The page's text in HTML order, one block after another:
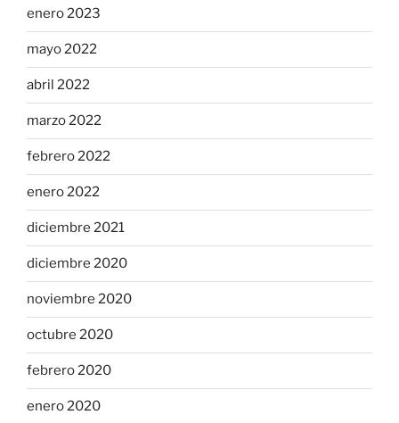
enero 2023
mayo 2022
abril 2022
marzo 2022
febrero 2022
enero 2022
diciembre 2021
diciembre 2020
noviembre 2020
octubre 2020
febrero 2020
enero 2020